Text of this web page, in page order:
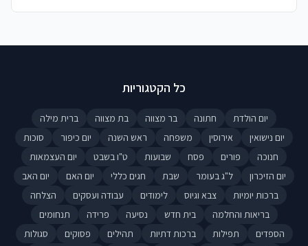
כל הקטגוריות
יום הולדת חתונה בר מצווה בת מצווה
ברית מילה
יום נישואין
אירוסין משפחה ראש השנה יום כיפור
סוכות
חנוכה
פורים פסח שבועות ט"ו בשבט
יום העצמאות
יום הזיכרון
ל"ג בעומר שבת חגים כללי יום האם
יום האב
ברכות יומיות
צבא וגיוס לימודים עבודה ועסקים
הצלחה
בריאות והחלמה
בית חדש נסיעה פרידה
תנחומים
הספדים
תפילות ברכות דתיות תהילים פסוקים
סגולות